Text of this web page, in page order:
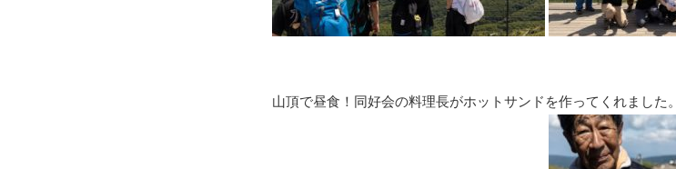
山頂で昼食！同好会の料理長がホットサンドを作ってくれました。